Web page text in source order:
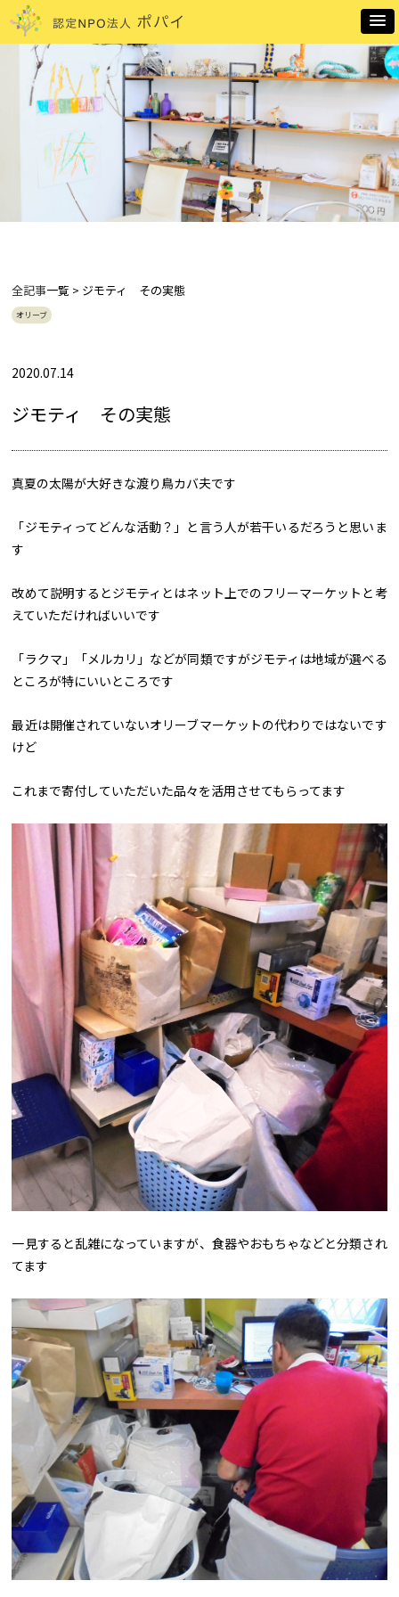
全記事一覧 > ジモティ その実態
オリーブ
2020.07.14
ジモティ その実態
真夏の太陽が大好きな渡り鳥カバ夫です
「ジモティってどんな活動？」と言う人が若干いるだろうと思いま
す
改めて説明するとジモティとはネット上でのフリーマーケットと考
えていただければいいです
「ラクマ」「メルカリ」などが同類ですがジモティは地域が選べる
ところが特にいいところです
最近は開催されていないオリーブマーケットの代わりではないです
けど
これまで寄付していただいた品々を活用させてもらってます
一見すると乱雑になっていますが、食器やおもちゃなどと分類され
てます